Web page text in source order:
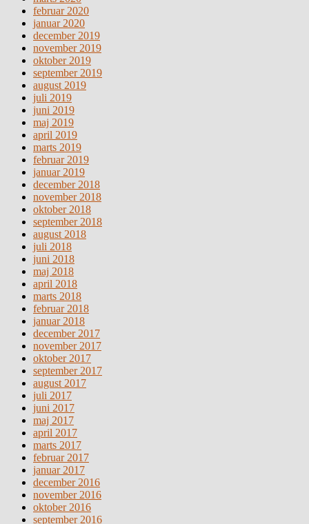
februar 2020
januar 2020
december 2019
november 2019
oktober 2019
september 2019
august 2019
juli 2019
juni 2019
maj 2019
april 2019
marts 2019
februar 2019
januar 2019
december 2018
november 2018
oktober 2018
september 2018
august 2018
juli 2018
juni 2018
maj 2018
april 2018
marts 2018
februar 2018
januar 2018
december 2017
november 2017
oktober 2017
september 2017
august 2017
juli 2017
juni 2017
maj 2017
april 2017
marts 2017
februar 2017
januar 2017
december 2016
november 2016
oktober 2016
september 2016